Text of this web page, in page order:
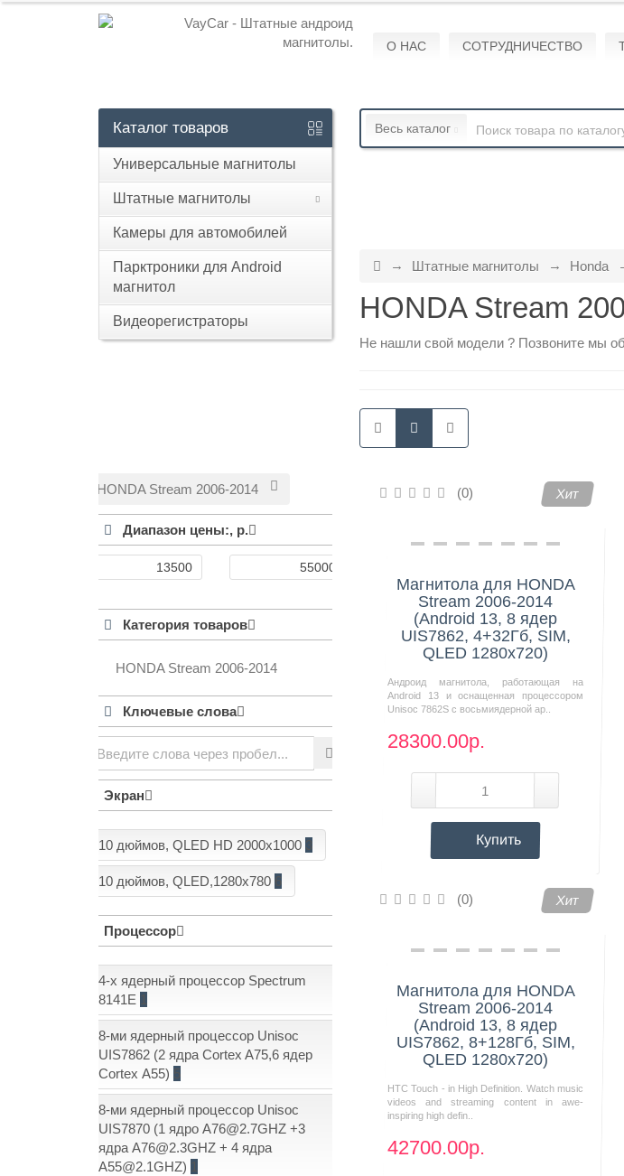
О НАС СОТРУДНИЧЕСТВО
Каталог товаров
Универсальные магнитолы
Штатные магнитолы
Камеры для автомобилей
Парктроники для Android
магнитол
Видеорегистраторы
Весь каталог
HONDA Stream 2006-2014
Диапазон цены:, р.
Категория товаров
HONDA Stream 2006-2014
Ключевые слова
Экран
10 дюймов, QLED HD 2000x1000 3
10 дюймов, QLED,1280x780 6
Процессор
4-х ядерный процессор Spectrum
8141E 1
8-ми ядерный процессор Unisoc
UIS7862 (2 ядра Cortex A75,6 ядер
Cortex А55) 5
8-ми ядерный процессор Unisoc
UIS7870 (1 ядро A76@2.7GHZ +3
ядра A76@2.3GHZ + 4 ядра
A55@2.1GHZ) 1
Показать еще: (1)
Штатные магнитолы Honda
HONDA Stream
Не нашли свой модели ? Позвоните мы
(0) Хит
Магнитола для HONDA
Stream 2006-2014
(Android 13, 8 ядер
UIS7862, 4+32Гб, SIM,
QLED 1280x720)
Андроид магнитола, работающая на
Android 13 и оснащенная процессором
Unisoc 7862S с восьмиядерной ар..
28300.00р.
Купить
(0) Хит
Магнитола для HONDA
Stream 2006-2014
(Android 13, 8 ядер
UIS7862, 8+128Гб, SIM,
QLED 1280x720)
HTC Touch - in High Definition. Watch music
videos and streaming content in awe-
inspiring high defin..
42700.00р.